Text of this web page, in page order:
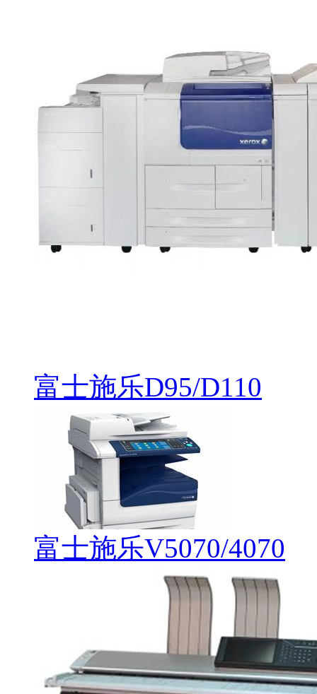
富士施乐D95/D110
富士施乐V5070/4070